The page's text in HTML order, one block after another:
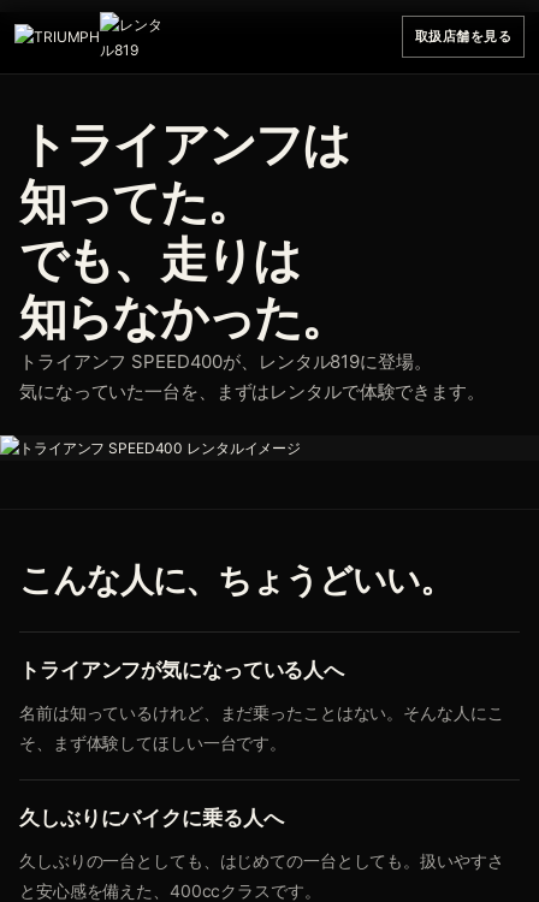
取扱店舗を見る
トライアンフは
知ってた。
でも、走りは
知らなかった。
トライアンフ SPEED400が、レンタル819に登場。
気になっていた一台を、まずはレンタルで体験できます。
こんな人に、ちょうどいい。
トライアンフが気になっている人へ
名前は知っているけれど、まだ乗ったことはない。そんな人にこ
そ、まず体験してほしい一台です。
久しぶりにバイクに乗る人へ
久しぶりの一台としても、はじめての一台としても。扱いやすさ
と安心感を備えた、400ccクラスです。